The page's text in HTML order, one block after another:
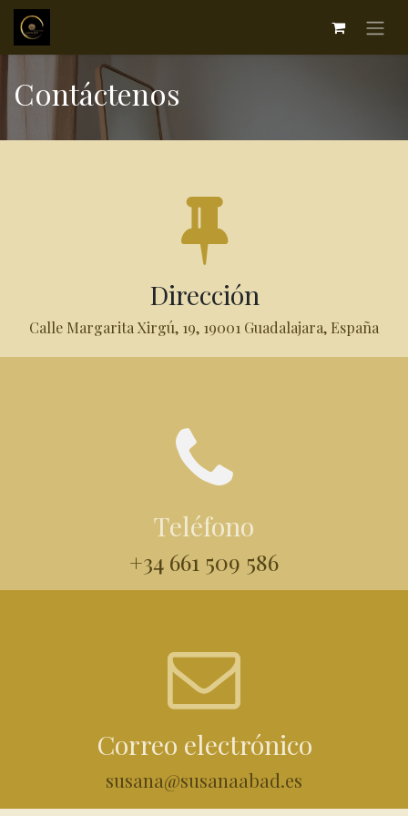
Contáctenos
Dirección
Calle Margarita Xirgú, 19, 19001 Guadalajara, España
Teléfono
+34 661 509 586
Correo electrónico
susana@susanaabad.es